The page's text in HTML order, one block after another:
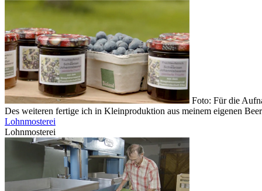
Foto: Für die
Des weiteren fertige ich in Kleinproduktion aus meinem eigenen
Lohnmosterei
Lohnmosterei